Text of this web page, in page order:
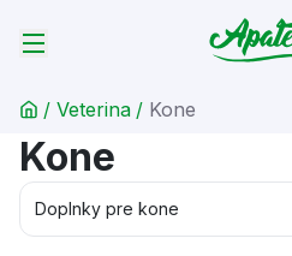
/ Veterina / Kone
Kone
Doplnky pre kone